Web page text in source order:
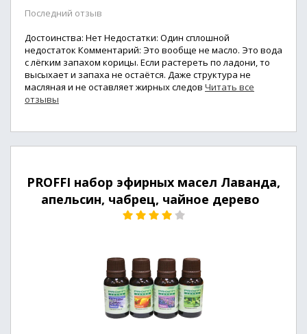
Последний отзыв
Достоинства: Нет Недостатки: Один сплошной
недостаток Комментарий: Это вообще не масло. Это вода
с лёгким запахом корицы. Если растереть по ладони, то
высыхает и запаха не остаётся. Даже структура не
масляная и не оставляет жирных следов Читать все
отзывы
PROFFI набор эфирных масел Лаванда,
апельсин, чабрец, чайное дерево